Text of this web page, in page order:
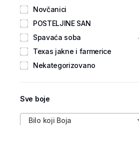
Novčanici
POSTELJINE SAN
Spavaća soba
Texas jakne i farmerice
Nekategorizovano
Sve boje
Bilo koji Boja